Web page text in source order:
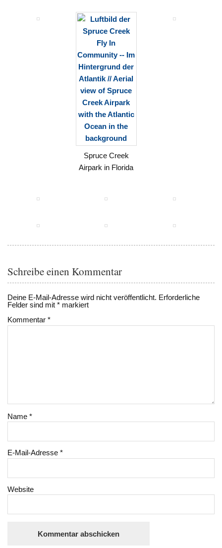
Spruce Creek
Airpark in Florida
Schreibe einen Kommentar
Deine E-Mail-Adresse wird nicht veröffentlicht. Erforderliche
Felder sind mit* markiert
Kommentar*
Name*
E-Mail-Adresse*
Website